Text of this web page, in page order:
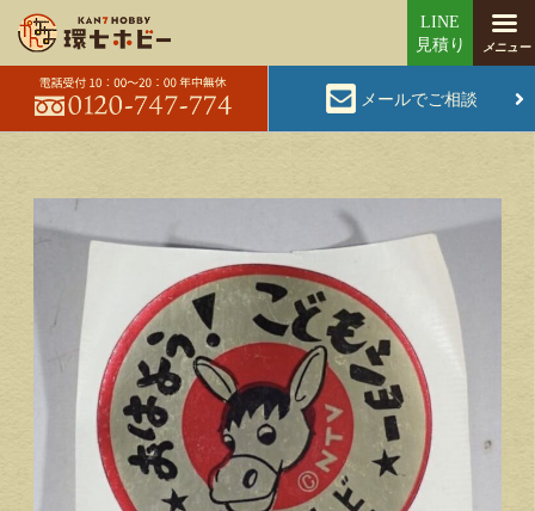
メールでご相談